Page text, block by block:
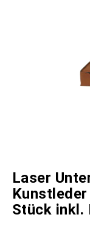
Laser
Stück inkl.